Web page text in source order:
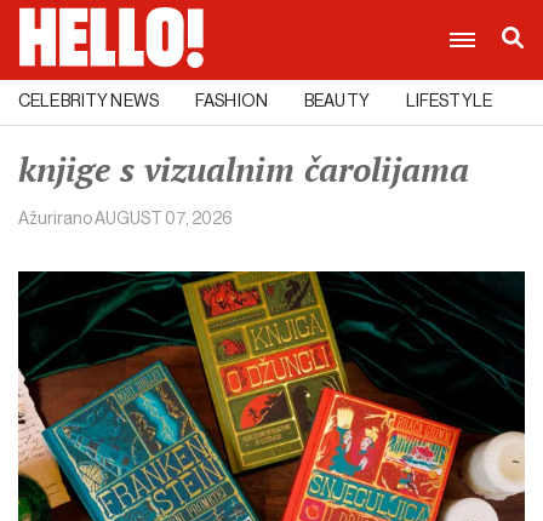
CELEBRITY NEWS FASHION BEAUTY LIFESTYLE
knjige s vizualnim čarolijama
AžuriranoAUGUST 07, 2026